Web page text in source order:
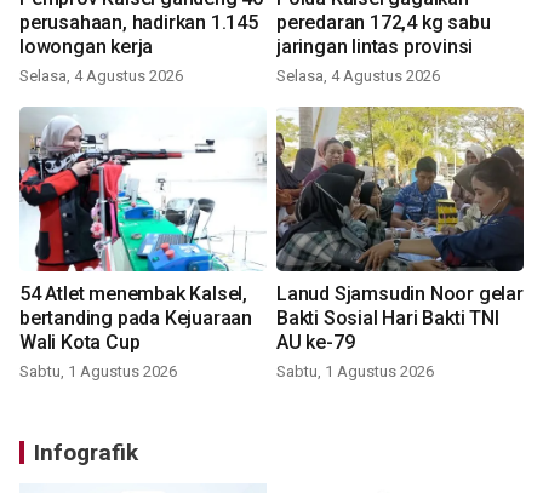
perusahaan, hadirkan 1.145
lowongan kerja
Selasa, 4 Agustus 2026
peredaran 172,4 kg sabu
jaringan lintas provinsi
Selasa, 4 Agustus 2026
54 Atlet menembak Kalsel,
bertanding pada Kejuaraan
Wali Kota Cup
Sabtu, 1 Agustus 2026
Lanud Sjamsudin Noor gelar
Bakti Sosial Hari Bakti TNI
AU ke-79
Sabtu, 1 Agustus 2026
Infografik